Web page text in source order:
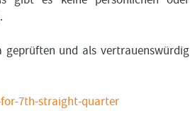
und als vertrauenswürdig
7th-straight-quarter